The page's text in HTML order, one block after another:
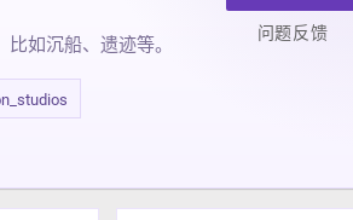
如沉船、遗迹等。
问题反馈